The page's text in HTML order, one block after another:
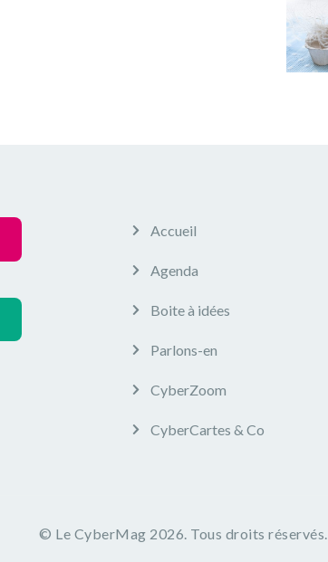
Accueil
Agenda
Boite à idées
Parlons-en
CyberZoom
CyberCartes & Co
© Le CyberMag 2026. Tous droits réservés.